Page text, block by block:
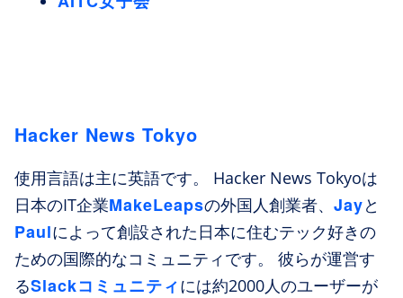
Hacker News Tokyo
使用言語は主に英語です。 Hacker News Tokyoは
日本のIT企業MakeLeapsの外国人創業者、 Jayと
Paulによって創設された日本に住むテック好きの
ための国際的なコミュニティです。 彼らが運営す
るSlackコミュニティには約2000人のユーザーが